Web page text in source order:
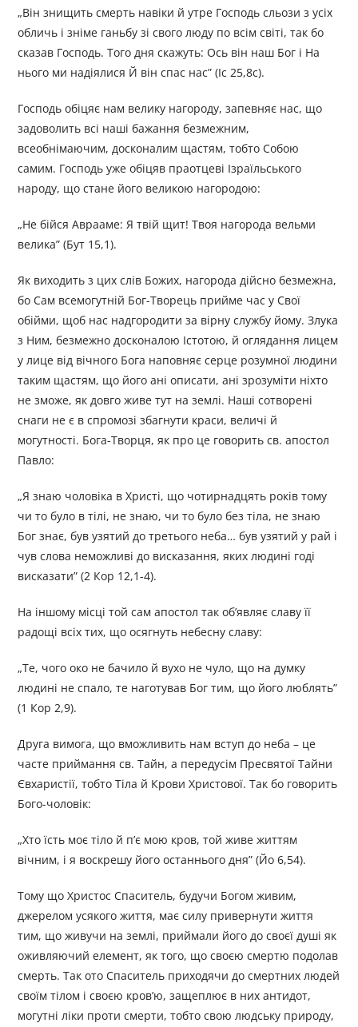
„Він знищить смерть навіки й утре Господь сльози з усіх
обличь і зніме ганьбу зі свого люду по всім світі, так бо
сказав Господь. Того дня скажуть: Ось він наш Бог і На
нього ми надіялися Й він спас нас” (Іс 25,8с).
Господь обіцяє нам велику нагороду, запевняє нас, що
задоволить всі наші бажання безмежним,
всеобнімаючим, досконалим щастям, тобто Собою
самим. Господь уже обіцяв праотцеві Ізраїльського
народу, що стане його великою нагородою:
„Не бійся Аврааме: Я твій щит! Твоя нагорода вельми
велика” (Бут 15,1).
Як виходить з цих слів Божих, нагорода дійсно безмежна,
бо Сам всемогутній Бог-Творець прийме час у Свої
обійми, щоб нас надгородити за вірну службу йому. Злука
з Ним, безмежно досконалою Істотою, й оглядання лицем
у лице від вічного Бога наповняє серце розумної людини
таким щастям, що його ані описати, ані зрозуміти ніхто
не зможе, як довго живе тут на землі. Наші сотворені
снаги не є в спромозі збагнути краси, величі й
могутності. Бога-Творця, як про це говорить св. апостол
Павло:
„Я знаю чоловіка в Христі, що чотирнадцять років тому
чи то було в тілі, не знаю, чи то було без тіла, не знаю
Бог знає, був узятий до третього неба… був узятий у рай і
чув слова неможливі до висказання, яких людині годі
висказати” (2 Кор 12,1-4).
На іншому місці той сам апостол так об’являє славу її
радощі всіх тих, що осягнуть небесну славу:
„Те, чого око не бачило й вухо не чуло, що на думку
людині не спало, те наготував Бог тим, що його люблять”
(1 Кор 2,9).
Друга вимога, що вможливить нам вступ до неба – це
часте приймання св. Тайн, а передусім Пресвятої Тайни
Євхаристії, тобто Тіла й Крови Христової. Так бо говорить
Бого-чоловік:
„Хто їсть моє тіло й п’є мою кров, той живе життям
вічним, і я воскрешу його останнього дня” (Йо 6,54).
Тому що Христос Спаситель, будучи Богом живим,
джерелом усякого життя, має силу привернути життя
тим, що живучи на землі, приймали його до своєї душі як
оживляючий елемент, як того, що своєю смертю подолав
смерть. Так ото Спаситель приходячи до смертних людей
своїм тілом і своєю кров’ю, защеплює в них антидот,
могутні ліки проти смерти, тобто свою людську природу,